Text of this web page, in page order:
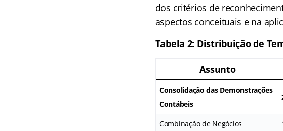
dos critérios de
aspectos conceituais e na
Tabela 2: Distribuição de
Assunto
Consolidação das Demonstrações
Contábeis
Combinação de Negócios